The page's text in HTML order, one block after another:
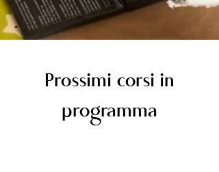
Prossimi corsi in
programma